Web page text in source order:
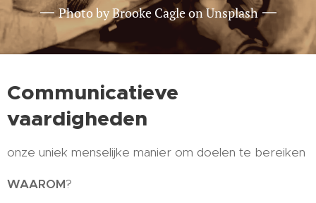
Photo by Brooke Cagle on Unsplash
Communicatieve
vaardigheden
onze uniek menselijke manier om doelen te bereiken
WAAROM?